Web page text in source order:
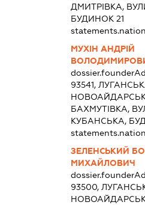
ДМИТРІВКА,
БУДИНОК 21
МУХІН АНДРІЙ
93541,
БАХМУТІВКА,
КУБАНСЬКА,
ЗЕЛЕНСЬКИЙ
МИХАЙЛОВИЧ
93500,